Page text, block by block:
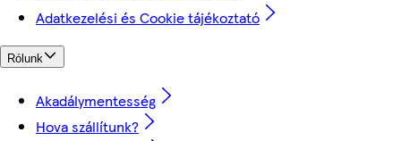
Adatkezelési és Cookie tájékoztató
Rólunk
Akadálymentesség
Hova szállítunk?